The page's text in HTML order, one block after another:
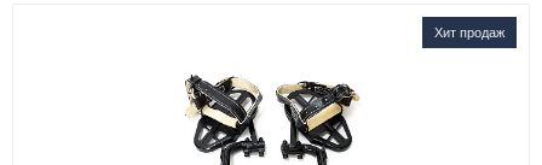
Хит продаж